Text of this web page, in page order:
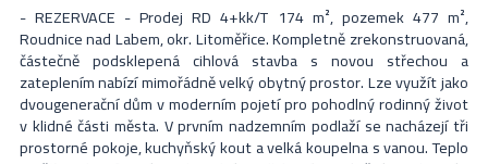
- REZERVACE - Prodej RD 4+kk/T 174 m², pozemek 477 m²,
Roudnice nad Labem, okr. Litoměřice. Kompletně zrekonstruovaná,
částečně podsklepená cihlová stavba s novou střechou a
zateplením nabízí mimořádně velký obytný prostor. Lze využít jako
dvougenerační dům v moderním pojetí pro pohodlný rodinný život
v klidné části města. V prvním nadzemním podlaží se nacházejí tři
prostorné pokoje, kuchyňský kout a velká koupelna s vanou. Teplo